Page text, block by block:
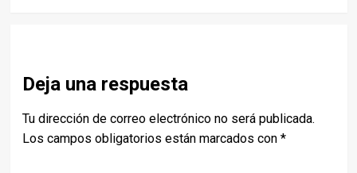
Deja una respuesta
Tu dirección de correo electrónico no será publicada.
Los campos obligatorios están marcados con *